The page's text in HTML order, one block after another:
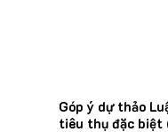
Góp ý dự thảo
tiêu thụ đặc biệt